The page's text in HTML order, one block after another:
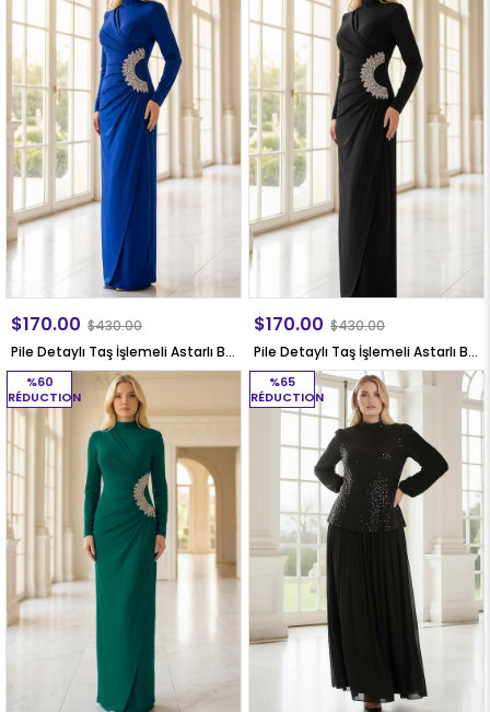
Pile Detaylı Taş İşlemeli Astarlı Büyük Beden Tesettür Abiye Lacivert MDA2648
$170.00 $430.00
Pile Detaylı Taş İşlemeli Astarlı Büyük Beden Tesettür Abiye Siyah MDA2648
$170.00 $430.00
%60
RÉDUCTION
%65
RÉDUCTION